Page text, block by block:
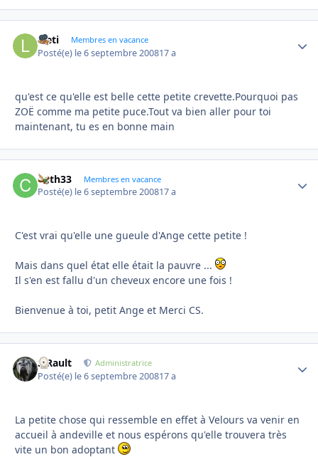
laeti Membres en vacance
Posté(e) le 6 septembre 200817 a
qu'est ce qu'elle est belle cette petite crevette.Pourquoi pas
ZOË comme ma petite puce.Tout va bien aller pour toi
maintenant, tu es en bonne main
Cath33 Membres en vacance
Posté(e) le 6 septembre 200817 a
C'est vrai qu'elle une gueule d'Ange cette petite !
Mais dans quel état elle était la pauvre ...
Il s'en est fallu d'un cheveux encore une fois !
Bienvenue à toi, petit Ange et Merci CS.
S.Rault Administratrice
Posté(e) le 6 septembre 200817 a
La petite chose qui ressemble en effet à Velours va venir en
accueil à andeville et nous espérons qu'elle trouvera très
vite un bon adoptant